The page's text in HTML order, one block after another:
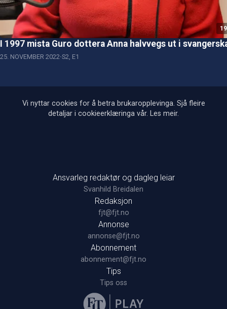
I 1997 mista Guro dottera Anna halvvegs ut i
25. NOVEMBER 2022 S2, E1
Vi nyttar cookies for å betra brukaropplevinga. Sjå fleire
detaljar i cookieerklæringa vår. Les meir.
Ansvarleg redaktør og dagleg leiar
Svanhild Breidalen
Redaksjon
fjt@fjt.no
Annonse
annonse@fjt.no
Abonnement
abonnement@fjt.no
Tips
Tips oss